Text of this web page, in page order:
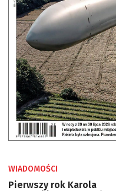
WIADOMOŚCI
Pierwszy rok Karola